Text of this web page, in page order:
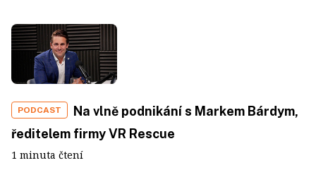
PODCAST
Na vlně podnikání s Markem Bárdym,
ředitelem firmy VR Rescue
1 minuta čtení